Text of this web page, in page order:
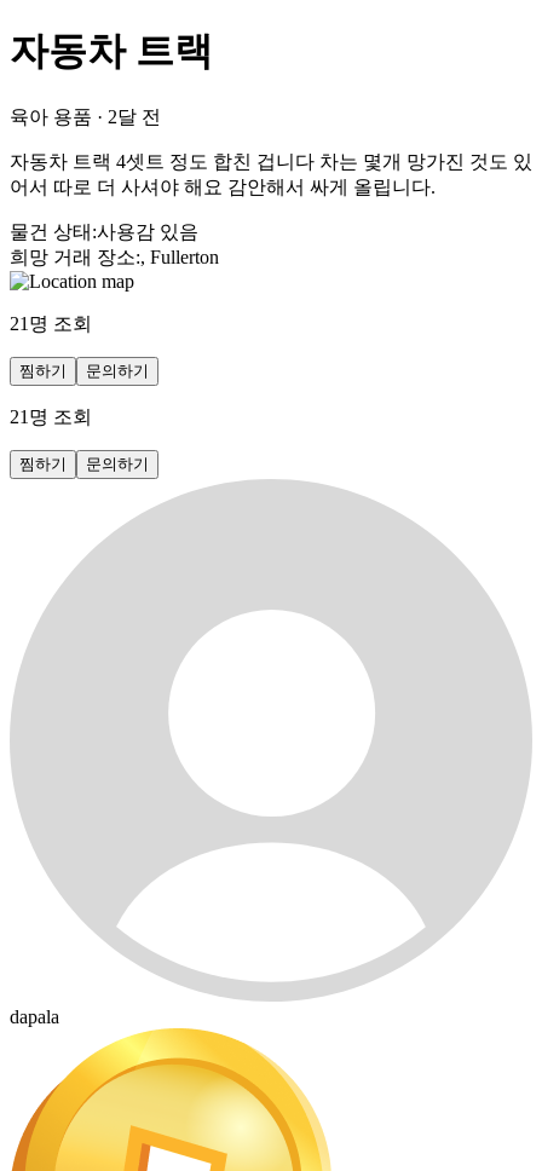
자동차 트랙
육아 용품 · 2달 전
자동차 트랙 4셋트 정도 합친 겁니다 차는 몇개 망가진 것도 있
어서 따로 더 사셔야 해요 감안해서 싸게 올립니다.
물건 상태 :사용감 있음
희망 거래 장소:, Fullerton
21 명 조회
찜하기 문의하기
21 명 조회
찜하기 문의하기
dapala